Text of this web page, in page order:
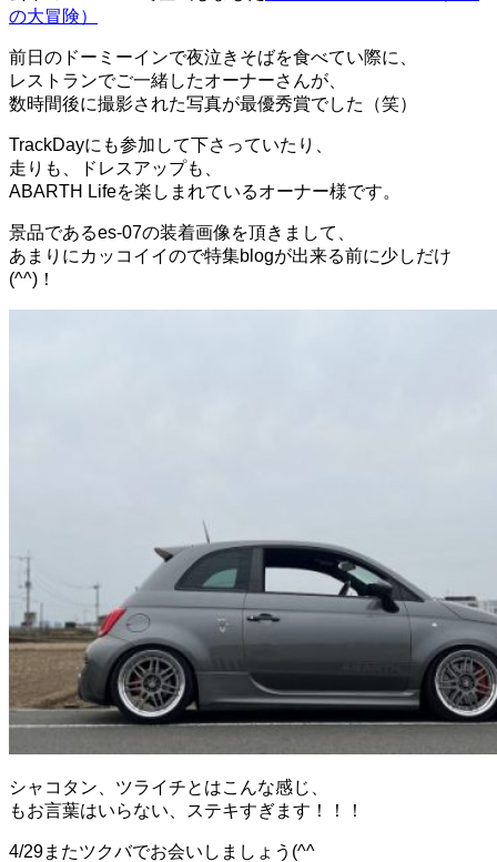
の大冒険）
前日のドーミーインで夜泣きそばを食べてい際に、
レストランでご一緒したオーナーさんが、
数時間後に撮影された写真が最優秀賞でした（笑）
TrackDayにも参加して下さっていたり、
走りも、ドレスアップも、
ABARTH Lifeを楽しまれているオーナー様です。
景品であるes-07の装着画像を頂きまして、
あまりにカッコイイので特集blogが出来る前に少しだけ
(^^)！
シャコタン、ツライチとはこんな感じ、
もお言葉はいらない、ステキすぎます！！！
4/29またツクバでお会いしましょう(^^ゞ